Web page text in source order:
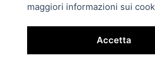
990 5699
maggiori informazioni sui
Accetta